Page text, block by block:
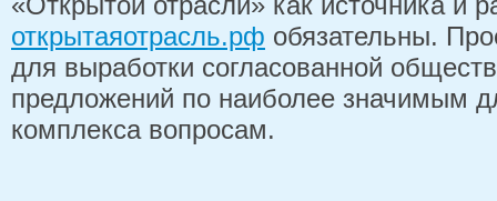
«Открытой отрасли» как источника и
открытаяотрасль.рф обязательны.
для выработки согласованной
предложений по наиболее значимым
комплекса вопросам.